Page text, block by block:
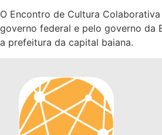
O Encontro de Cultura
governo federal e pelo governo da
a prefeitura da capital baiana.